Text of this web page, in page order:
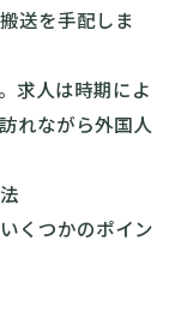
送を手配しま
求人は時期によ
れながら外国人
くつかのポイン